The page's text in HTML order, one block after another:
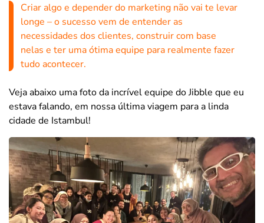
Criar algo e depender do marketing não vai te levar
longe – o sucesso vem de entender as
necessidades dos clientes, construir com base
nelas e ter uma ótima equipe para realmente fazer
tudo acontecer.
Veja abaixo uma foto da incrível equipe do Jibble que eu
estava falando, em nossa última viagem para a linda
cidade de Istambul!